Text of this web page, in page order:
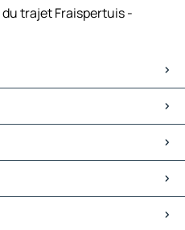
trajet Fraispertuis -